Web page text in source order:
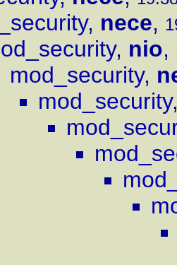
, nece,
, nio,
mod_security,
mod_security